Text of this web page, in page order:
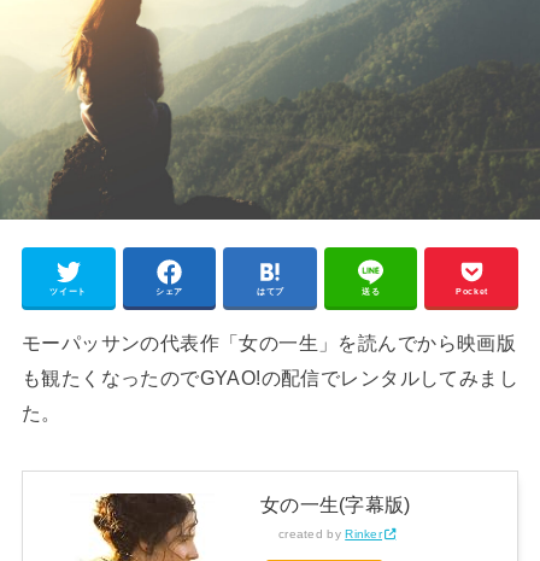
ツイート シェア はてブ 送る Pocket
モーパッサンの代表作「女の一生」を読んでから映画版
も観たくなったのでGYAO!の配信でレンタルしてみまし
た。
女の一生(字幕版)
created byRinker